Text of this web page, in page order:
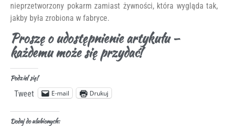
nieprzetworzony pokarm zamiast żywności, która wygląda tak,
jakby była zrobiona w fabryce.
Proszę o udostępnienie artykułu –
każdemu może się przydać!
Podziel się!
Tweet E-mail Drukuj
Dodaj do ulubionych: